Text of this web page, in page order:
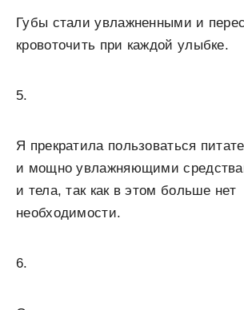
Губы стали увлажненными и
кровоточить при каждой улыбке.
5.
Я прекратила пользоваться
и мощно увлажняющими
и тела, так как в этом больше нет
необходимости.
6.